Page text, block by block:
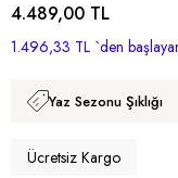
4.489,00 TL
1.496,33 TL `den
Yaz Sezonu Şıklığı
Ücretsiz Kargo